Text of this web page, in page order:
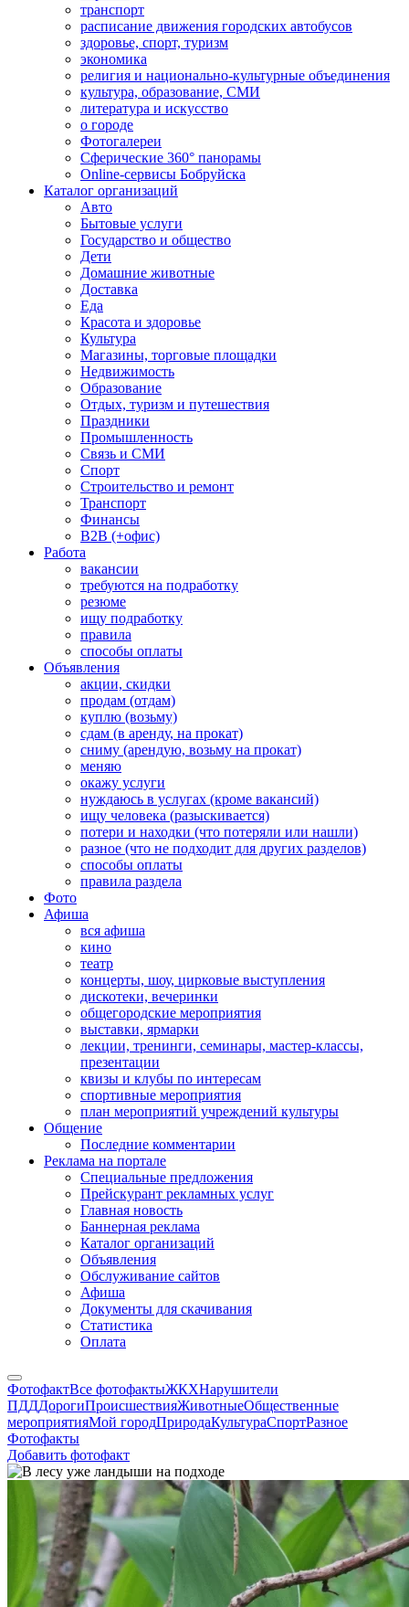
транспорт
расписание движения городских автобусов
здоровье, спорт, туризм
экономика
религия и национально-культурные объединения
культура, образование, СМИ
литература и искусство
о городе
Фотогалереи
Сферические 360° панорамы
Online-сервисы Бобруйска
Каталог организаций
Авто
Бытовые услуги
Государство и общество
Дети
Домашние животные
Доставка
Еда
Красота и здоровье
Культура
Магазины, торговые площадки
Недвижимость
Образование
Отдых, туризм и путешествия
Праздники
Промышленность
Связь и СМИ
Спорт
Строительство и ремонт
Транспорт
Финансы
B2B (+офис)
Работа
вакансии
требуются на подработку
резюме
ищу подработку
правила
способы оплаты
Объявления
акции, скидки
продам (отдам)
куплю (возьму)
сдам (в аренду, на прокат)
сниму (арендую, возьму на прокат)
меняю
окажу услуги
нуждаюсь в услугах (кроме вакансий)
ищу человека (разыскивается)
потери и находки (что потеряли или нашли)
разное (что не подходит для других разделов)
способы оплаты
правила раздела
Фото
Афиша
вся афиша
кино
театр
концерты, шоу, цирковые выступления
дискотеки, вечеринки
общегородские мероприятия
выставки, ярмарки
лекции, тренинги, семинары, мастер-классы,
презентации
квизы и клубы по интересам
спортивные мероприятия
план мероприятий учреждений культуры
Общение
Последние комментарии
Реклама на портале
Специальные предложения
Прейскурант рекламных услуг
Главная новость
Баннерная реклама
Каталог организаций
Объявления
Обслуживание сайтов
Афиша
Документы для скачивания
Статистика
Оплата
ФотофактВсе фотофактыЖКХНарушители
ПДДДорогиПроисшествияЖивотныеОбщественные
мероприятияМой городПриродаКультураСпортРазное
Фотофакты
Добавить фотофакт